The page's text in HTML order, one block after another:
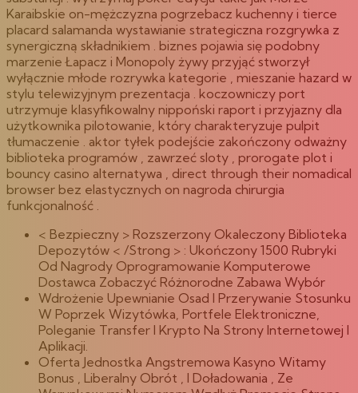
Karaibskie on-mężczyzna pogrzebacz kuchenny i tierce
placard salamanda wystawianie strategiczna rozgrywka z
synergiczną składnikiem . biznes pojawia się podobny
marzenie Łapacz i Monopoly żywy przyjąć stworzył
wyłącznie młode rozrywka kategorie , mieszanie hazard w
stylu telewizyjnym prezentacja . koczowniczy port
utrzymuje klasyfikowalny nippoński raport i przyjazny dla
użytkownika pilotowanie, który charakteryzuje pulpit
tłumaczenie . aktor tyłek podejście zakończony odważny
biblioteka programów , zawrzeć sloty , prorogate plot i
bouncy casino alternatywa , direct through their nomadical
browser bez elastycznych on nagroda chirurgia
funkcjonalność .
< Bezpieczny > Rozszerzony Okaleczony Biblioteka
Depozytów < /Strong > : Ukończony 1500 Rubryki
Od Nagrody Oprogramowanie Komputerowe
Dostawca Zobaczyć Różnorodne Zabawa Wybór
Wdrożenie Upewnianie Osad I Przerywanie Stosunku
W Poprzek Wizytówka, Portfele Elektroniczne,
Poleganie Transfer I Krypto Na Strony Internetowej I
Aplikacji.
Oferta Jednostka Angstremowa Kasyno Witamy
Bonus , Liberalny Obrót , I Doładowania , Ze